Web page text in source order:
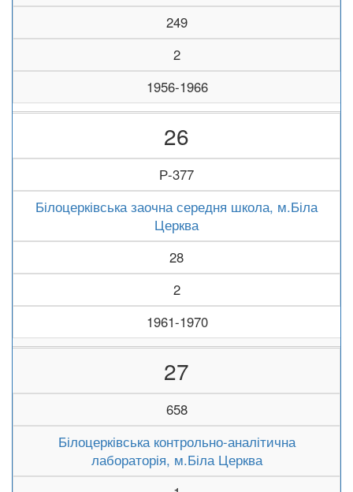
249
2
1956-1966
26
Р-377
Білоцерківська заочна середня школа, м.Біла
Церква
28
2
1961-1970
27
658
Білоцерківська контрольно-аналітична
лабораторія, м.Біла Церква